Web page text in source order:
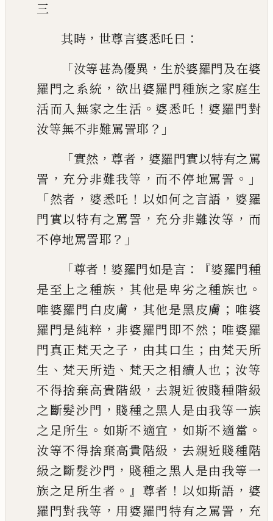
三
其時 ， 世尊言婆悉吒曰 ：
「汝等甚為優異 ， 生於婆羅門及在婆
羅門之系統 ，欲出婆羅門種族之家庭生
活而入無家之生活 。 婆悉吒 ！ 婆羅門對
汝等無不非難罵詈耶 ？」
「實然 ， 尊者 ， 婆羅門實以特有之罵
詈 ， 充分非難我等 ， 而不停地罵詈 。」
「然者 ， 婆悉吒 ！ 以如何之言語 ， 婆羅
門實以特有之罵詈 ， 充分非難汝等 ， 而
不停地罵詈耶 ？」
「尊者 ！ 婆羅門如是言 ：『婆羅門種
是至上之種族 ，其他是卑劣之種族也 。
唯婆羅門白皮膚 ， 其他是黑皮膚 ； 唯婆
羅門是純粹 ， 非婆羅門即不然 ； 唯婆羅
門真正梵天之子 ， 由其口生 ； 由梵天所
生 、 梵天所造 、 梵天之相續人也 ； 汝等
不得捨棄高貴階級 ，去親近彼賤種階級
之斷髮沙門 ， 賤種之黑人是由我等一族
之足所生 。 如斯不適宜 ， 如斯不適當 。
汝等不得捨棄高貴階級 ， 去親近賤種階
級之斷髮沙門 ， 賤種之黑人是由我等一
族之足所生者 。』 尊者 ！ 以如斯語 ， 婆
羅門對我等 ， 用婆羅門特有之罵詈 ， 充